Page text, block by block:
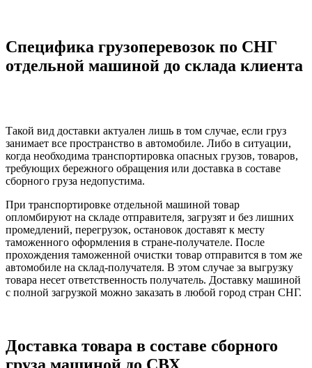
Специфика грузоперевозок по СНГ
отдельной машиной до склада клиента
Такой вид доставки актуален лишь в том случае, если груз
занимает все пространство в автомобиле. Либо в ситуации,
когда необходима транспортировка опасных грузов, товаров,
требующих бережного обращения или доставка в составе
сборного груза недопустима.
При транспортировке отдельной машиной товар
опломбируют на складе отправителя, загрузят и без лишних
промедлений, перегрузок, остановок доставят к месту
таможенного оформления в стране-получателе. После
прохождения таможенной очистки товар отправится в том же
автомобиле на склад-получателя. В этом случае за выгрузку
товара несет ответственность получатель. Доставку машиной
с полной загрузкой можно заказать в любой город стран СНГ.
Доставка товара в составе сборного